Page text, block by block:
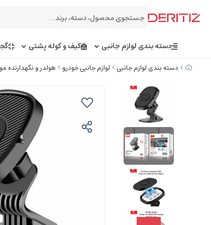
دسته بندی لوازم جانبی کیف و کوله پشتی
دسته بندی لوازم جانبی لوازم جانبی خودرو هولدر و نگهدارنده